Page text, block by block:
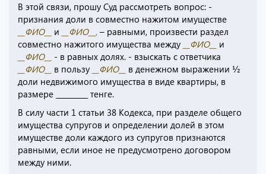
В этой связи, прошу Суд рассмотреть вопрос: -
признания доли в совместно нажитом имуществе
__ФИО__
и __ФИО__, – равными, произвести раздел
совместно нажитого имущества между
__ФИО__
и
__ФИО__
- в равных долях. - взыскать с ответчика
__ФИО__
в пользу __ФИО__
в денежном выражении ½
доли недвижимого имущества в виде квартиры, в
размере _________ тенге.
В силу части 1 статьи 38 Кодекса, при разделе общего
имущества супругов и определении долей в этом
имуществе доли каждого из супругов признаются
равными, если иное не предусмотрено договором
между ними.